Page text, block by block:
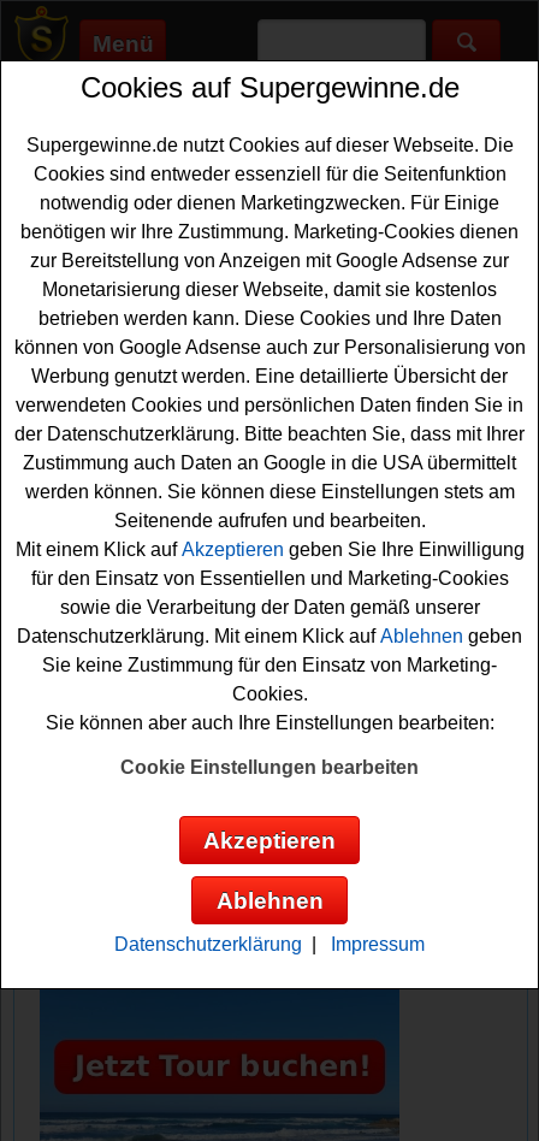
Menü
Supergewinne.de>Gewinnspiele>Bargeld Gewinnspiele>
Anzeige:
Anzeige:
IKEA Gewinnspiel - kostenlos
Einkaufen gewinnen
Ein kostenloses IKEA Gewinnspiel für alle Gewinner, die
gern einmalkostenlos Einkaufen gewinnenmöchten.
IKEA verlost beim großen Taschenfüllen 10x die
Gelegenheit, zwei FRAKTA Taschen in der IKEA
Markthalle zehn Minuten lang zu füllen. Mit etwas Glück
können Sie ein solches kostenlos Einkaufen gewinnen.
Falls Sie an dem Ikea Gewinnspiel teilnehmen möchten,
müssen Sie Ikea Family Member sein und sich gratis für
die Teilnahme registrieren. Vielleicht haben Sie ja Glück
und werden als Gewinner ausgelost? Auf jeden Fall viel
Erfolg bei diesem schönen Ikea Gewinnspiel!
Ikea verlost 10x kostenlos Einkaufen beim
Ikea Taschenfüllen
Anzeige:
Cookies auf Supergewinne.de
Supergewinne.de nutzt Cookies auf dieser Webseite. Die
Cookies sind entweder essenziell für die Seitenfunktion
notwendig oder dienen Marketingzwecken. Für Einige
benötigen wir Ihre Zustimmung. Marketing-Cookies dienen
zur Bereitstellung von Anzeigen mit Google Adsense zur
Monetarisierung dieser Webseite, damit sie kostenlos
betrieben werden kann. Diese Cookies und Ihre Daten
können von Google Adsense auch zur Personalisierung von
Werbung genutzt werden. Eine detaillierte Übersicht der
verwendeten Cookies und persönlichen Daten finden Sie in
der Datenschutzerklärung. Bitte beachten Sie, dass mit Ihrer
Zustimmung auch Daten an Google in die USA übermittelt
werden können. Sie können diese Einstellungen stets am
Seitenende aufrufen und bearbeiten.
Mit einem Klick aufAkzeptieren geben Sie Ihre Einwilligung
für den Einsatz von Essentiellen und Marketing-Cookies
sowie die Verarbeitung der Daten gemäß unserer
Datenschutzerklärung. Mit einem Klick aufAblehnen geben
Sie keine Zustimmung für den Einsatz von Marketing-
Cookies.
Sie können aber auch Ihre Einstellungen bearbeiten:
Cookie Einstellungen bearbeiten
Akzeptieren
Ablehnen
Datenschutzerklärung Impressum